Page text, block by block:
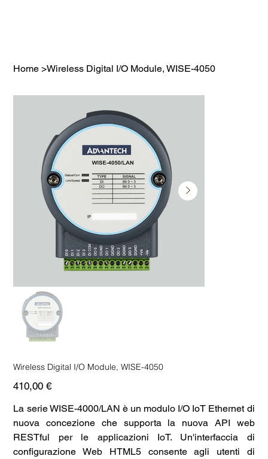
Home >Wireless Digital I/O Module, WISE-4050
Wireless Digital I/O Module, WISE-4050
Prezzo
410,00 €
La serie WISE-4000/LAN è un modulo I/O IoT Ethernet di
nuova concezione che supporta la nuova API web
RESTful per le applicazioni IoT. Un'interfaccia di
configurazione Web HTML5 consente agli utenti di